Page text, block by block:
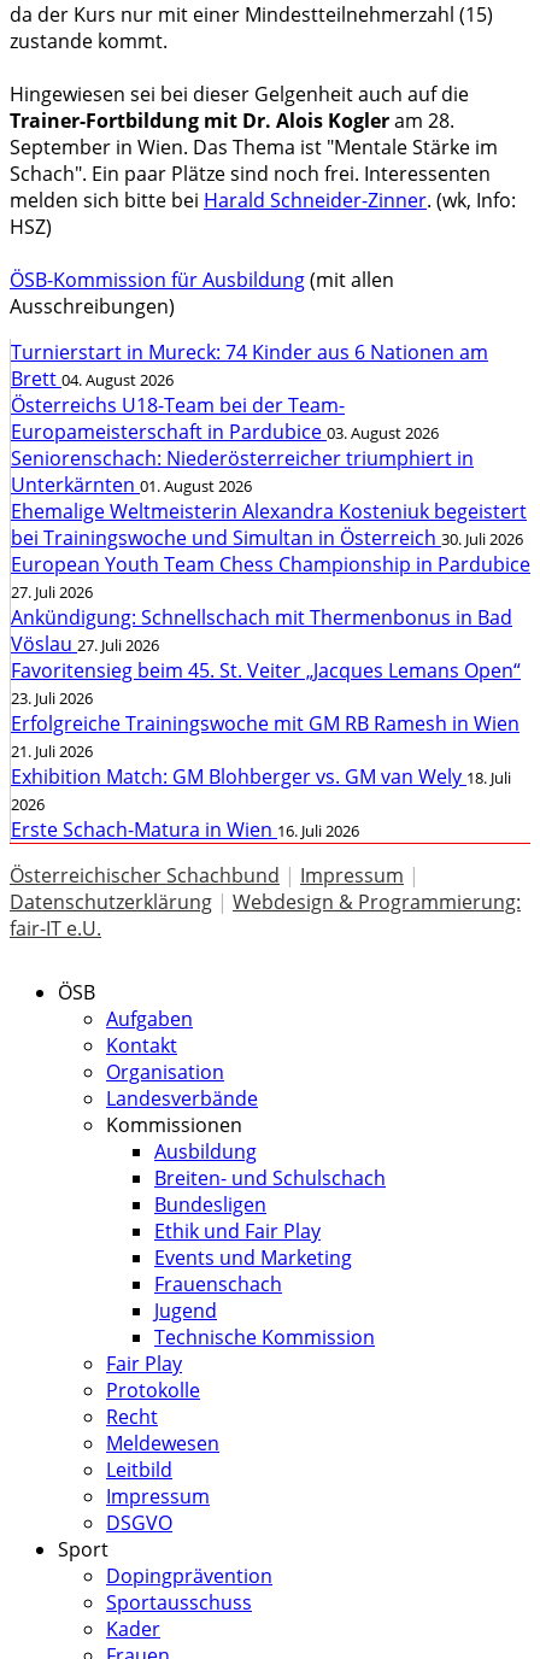
da der Kurs nur mit einer Mindestteilnehmerzahl (15)
zustande kommt.
Hingewiesen sei bei dieser Gelgenheit auch auf die
Trainer-Fortbildung mit Dr. Alois Kogleram 28.
September in Wien. Das Thema ist "Mentale Stärke im
Schach". Ein paar Plätze sind noch frei. Interessenten
melden sich bitte bei Harald Schneider-Zinner. (wk, Info:
HSZ)
ÖSB-Kommission für Ausbildung(mit allen
Ausschreibungen)
Turnierstart in Mureck: 74 Kinder aus 6 Nationen am
Brett 04. August 2026
Österreichs U18-Team bei der Team-
Europameisterschaft in Pardubice 03. August 2026
Seniorenschach: Niederösterreicher triumphiert in
Unterkärnten 01. August 2026
Ehemalige Weltmeisterin Alexandra Kosteniuk begeistert
bei Trainingswoche und Simultan in Österreich 30. Juli 2026
European Youth Team Chess Championship in Pardubice
27. Juli 2026
Ankündigung: Schnellschach mit Thermenbonus in Bad
Vöslau 27. Juli 2026
Favoritensieg beim 45. St. Veiter „Jacques Lemans Open“
23. Juli 2026
Erfolgreiche Trainingswoche mit GM RB Ramesh in Wien
21. Juli 2026
Exhibition Match: GM Blohberger vs. GM van Wely 18. Juli
2026
Erste Schach-Matura in Wien 16. Juli 2026
Österreichischer Schachbund | Impressum |
Datenschutzerklärung | Webdesign & Programmierung:
fair-IT e.U.
ÖSB
Aufgaben
Kontakt
Organisation
Landesverbände
Kommissionen
Ausbildung
Breiten- und Schulschach
Bundesligen
Ethik und Fair Play
Events und Marketing
Frauenschach
Jugend
Technische Kommission
Fair Play
Protokolle
Recht
Meldewesen
Leitbild
Impressum
DSGVO
Sport
Dopingprävention
Sportausschuss
Kader